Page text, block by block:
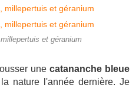
et géranium
une catananche bleue
nature l'année dernière. Je